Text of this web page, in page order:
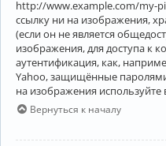
http://www.example.com/my-
ссылку ни на изображения,
(если он не является
изображения, для доступа к
аутентификация, как,
Yahoo, защищённые
на изображения используйте
Вернуться к началу